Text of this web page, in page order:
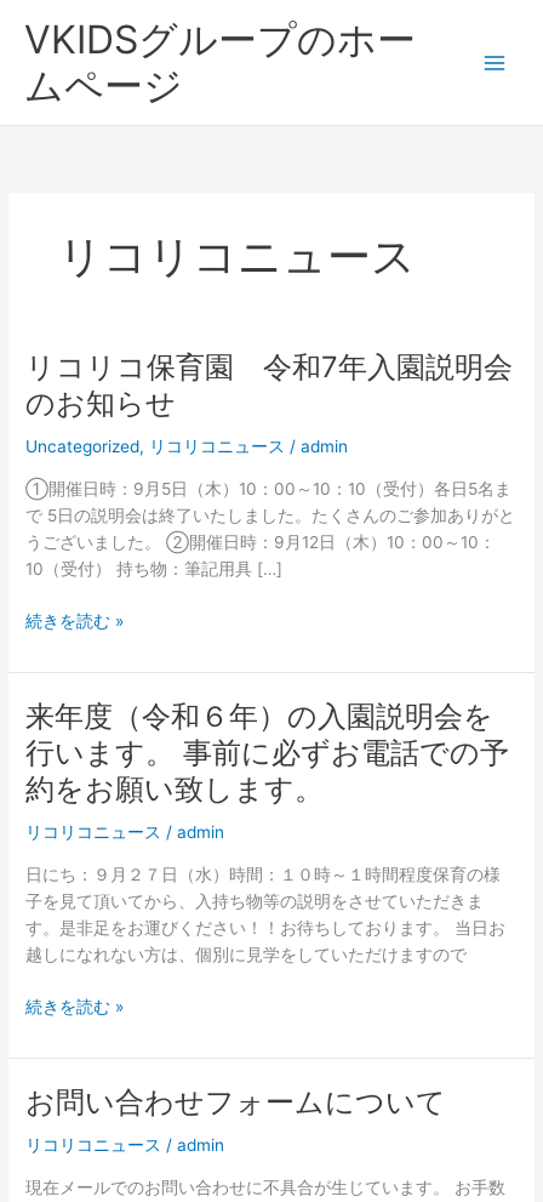
VKIDSグループのホー
ムページ
リコリコニュース
リコリコ保育園 令和7年入園説明会
のお知らせ
Uncategorized, リコリコニュース /admin
①開催日時：9月5日（木）10：00～10：10（受付）各日5名ま
で 5日の説明会は終了いたしました。たくさんのご参加ありがと
うございました。 ②開催日時：9月12日（木）10：00～10：
10（受付） 持ち物：筆記用具 […]
リ
コ
リ
コ
育
園
令
和
年
説
明
会
の
知
ら
せ
続きを読む »
来年度（令和６年）の入園説明会を
行います。 事前に必ずお電話での予
約をお願い致します。
リコリコニュース /admin
日にち：９月２７日（水）時間：１０時～１時間程度保育の様
子を見て頂いてから、入持ち物等の説明をさせていただきま
す。是非足をお運びください！！お待ちしております。 当日お
越しになれない方は、個別に見学をしていただけますので
来
年
度
（令
６
年）
の
入
園
明
を
い
ま
事
続きを読む »
お問い合わせフォームについて
リコリコニュース /admin
現在メールでのお問い合わせに不具合が生じています。 お手数
お
問
い
合